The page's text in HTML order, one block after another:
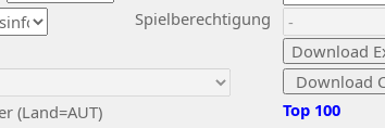
(Land=AUT)
Spielberechtigung
Top 100